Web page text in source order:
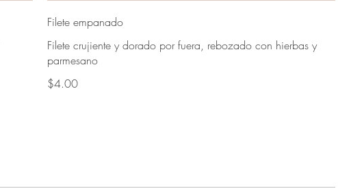
Filete empanado
Filete crujiente y dorado por fuera, rebozado con hierbas y
parmesano
$4.00